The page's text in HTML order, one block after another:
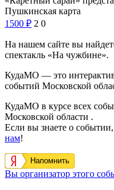
Пушкинская карта
1500 ₽ 2 0
На нашем сайте вы
спектакль «На чужбине».
КудаМО — это
событий Московской
КудаМО в курсе всех
Московской области .
Если вы знаете о событии,
нам!
Напомнить
Вы организатор этого